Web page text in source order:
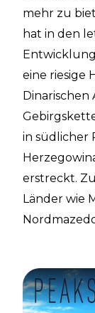
mehr zu
hat in den
eine riesige
Dinarischen
in südlicher
erstreckt.
Länder wie